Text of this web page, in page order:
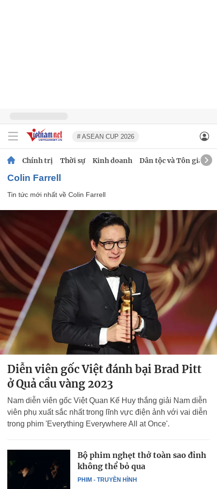
# ASEAN CUP 2026
Chính trị Thời sự Kinh doanh Dân tộc và Tôn giáo
Colin Farrell
Tin tức mới nhất về Colin Farrell
Diễn viên gốc Việt đánh bại Brad Pitt
ở Quả cầu vàng 2023
Nam diễn viên gốc Việt Quan Kế Huy thắng giải Nam diễn
viên phụ xuất sắc nhất trong lĩnh vực điện ảnh với vai diễn
trong phim 'Everything Everywhere All at Once'.
PHIM - TRUYỀN HÌNH
Bộ phim nghẹt thở toàn sao đỉnh
không thể bỏ qua